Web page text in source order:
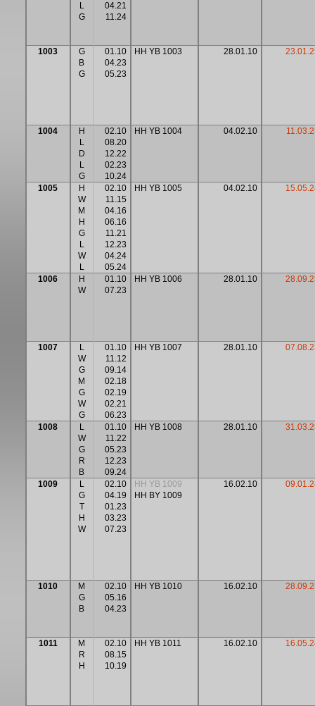
L
G
04.21
11.24
1003
G
B
G
01.10
04.23
05.23
HH YB 1003 28.01.10
1004
H
L
D
L
G
02.10
08.20
12.22
02.23
10.24
HH YB 1004 04.02.10
1005
H
W
M
H
G
L
W
L
02.10
11.15
04.16
06.16
11.21
12.23
04.24
05.24
HH YB 1005 04.02.10
1006
H
W
01.10
07.23
HH YB 1006 28.01.10
1007
L
W
G
M
G
W
G
01.10
11.12
09.14
02.18
02.19
02.21
06.23
HH YB 1007 28.01.10
1008
L
W
G
R
B
01.10
11.22
05.23
12.23
09.24
HH YB 1008 28.01.10
1009
L
G
T
H
W
02.10
04.19
01.23
03.23
07.23
HH YB 1009
HH BY 1009
16.02.10
1010
M
G
B
02.10
05.16
04.23
HH YB 1010 16.02.10
1011
M
R
H
02.10
08.15
10.19
HH YB 1011 16.02.10